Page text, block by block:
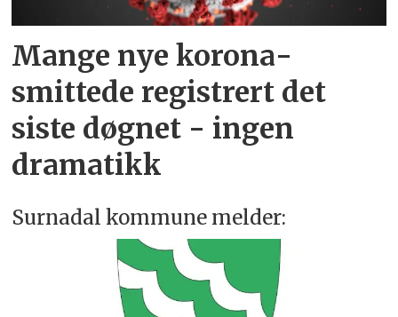
Mange nye korona­
smittede registrert det
siste døgnet - ingen
dramatikk
Surnadal kommune melder: